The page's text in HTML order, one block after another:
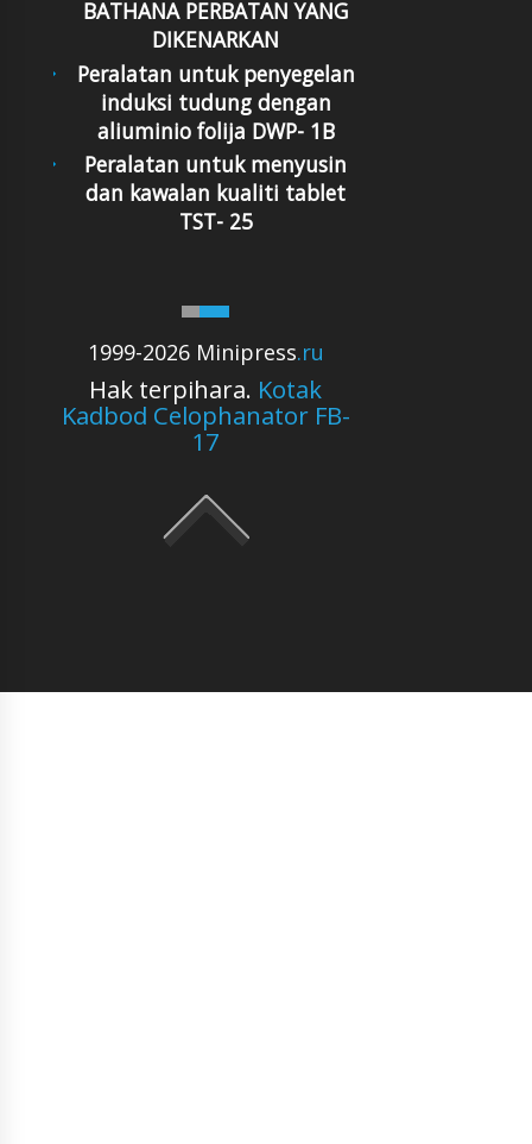
1999-2026 Minipress.ru
Hak terpihara. Kotak
Kadbod Celophanator FB-
17
BATHANA PERBATAN YANG
DIKENARKAN
Peralatan untuk penyegelan
induksi tudung dengan
aliuminio folija DWP- 1B
Peralatan untuk menyusin
dan kawalan kualiti tablet
TST- 25